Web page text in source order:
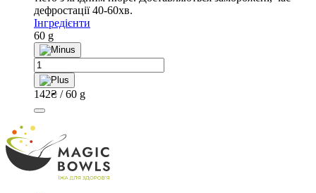
дефростації 40-60хв.
Інгредієнти
60 g
Моті
"Малина
-
полуниця"
quantity
142₴ / 60 g